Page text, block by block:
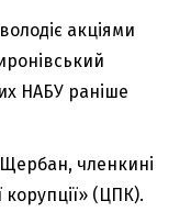
акціями
НАБУ раніше
членкині
(ЦПК).